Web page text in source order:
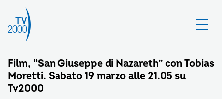
Film, “San Giuseppe di Nazareth” con Tobias
Moretti. Sabato 19 marzo alle 21.05 su
Tv2000